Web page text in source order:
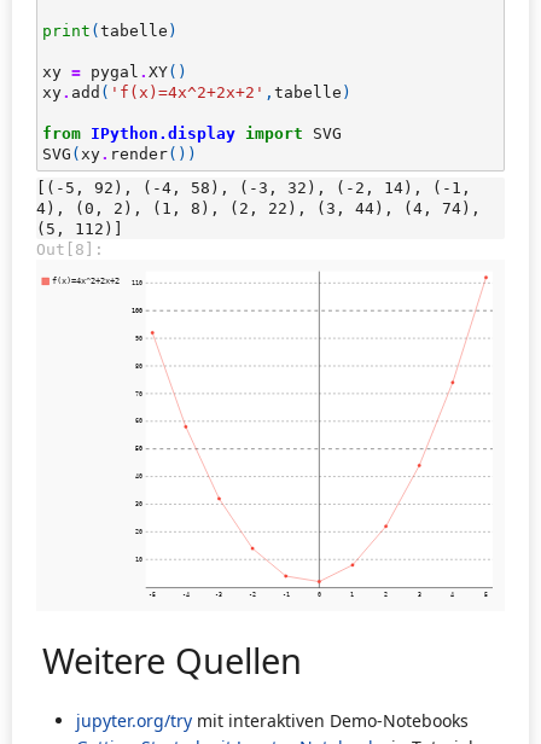
print ( tabelle )
xy = pygal . XY()
xy. add ( 'f(x)=4x^2+2x+2' , tabelle )
from IPython.display import
SVG
SVG ( xy. render())
[(-5, 92), (-4, 58), (-3, 32), (-2, 14), (-1,
4), (0, 2), (1, 8), (2, 22), (3, 44), (4, 74),
Out[8]:
Weitere Quellen
jupyter.org/try mit interaktiven Demo-Notebooks